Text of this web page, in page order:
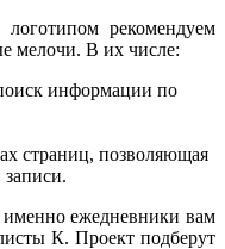
рекомендуем
мелочи. В их числе:
информации по
страниц, позволяющая
именно ежедневники вам
К. Проект подберут